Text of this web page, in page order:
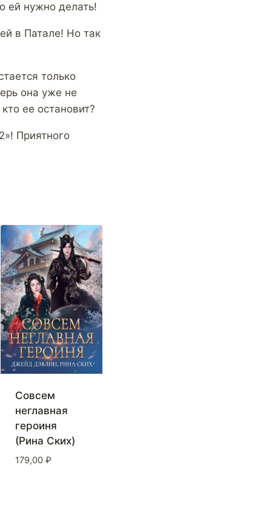
ей нужно делать!
в Патале! Но так
только
она уже не
ее остановит?
Приятного
Совсем
неглавная
героиня
(Рина Ских)
179,00 ₽